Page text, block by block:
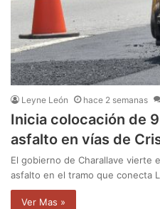
Leyne León hace 2 semanas
Inicia colocación de
asfalto en vías de
El gobierno de Charallave vierte
asfalto en el tramo que conecta
Ver Mas »